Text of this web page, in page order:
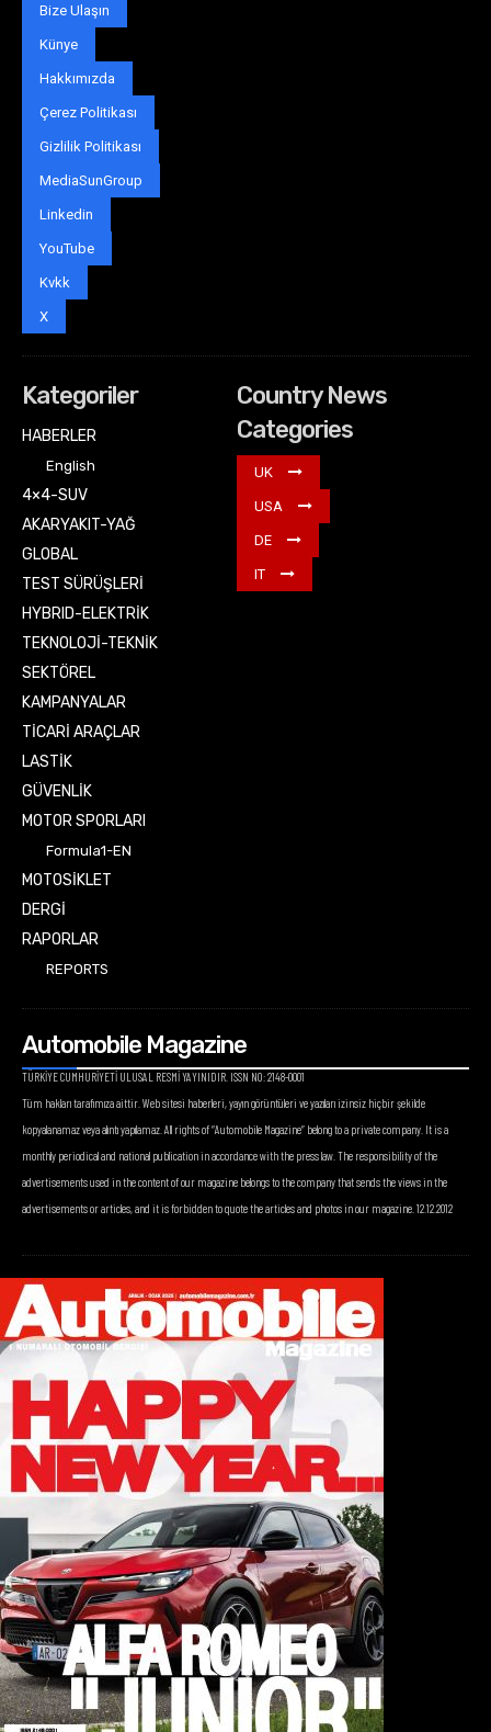
Bize Ulaşın
Künye
Hakkımızda
Çerez Politikası
Gizlilik Politikası
MediaSunGroup
Linkedin
YouTube
Kvkk
X
Kategoriler
HABERLER
English
4×4-SUV
AKARYAKIT-YAĞ
GLOBAL
TEST SÜRÜŞLERİ
HYBRID-ELEKTRİK
TEKNOLOJİ-TEKNİK
SEKTÖREL
KAMPANYALAR
TİCARİ ARAÇLAR
LASTİK
GÜVENLİK
MOTOR SPORLARI
Formula1-EN
MOTOSİKLET
DERGİ
RAPORLAR
REPORTS
Country News
Categories
UK
USA
DE
IT
Automobile Magazine
TÜRKİYE CUMHURİYETİ ULUSAL RESMİ YAYINIDIR. ISSN NO: 2148-0001
Tüm hakları tarafımıza aittir. Web sitesi haberleri, yayın görüntüleri ve yazıları izinsiz hiçbir şekilde
kopyalanamaz veya alıntı yapılamaz. All rights of “Automobile Magazine” belong to a private company. It is a
monthly periodical and national publication in accordance with the press law. The responsibility of the
advertisements used in the content of our magazine belongs to the company that sends the views in the
advertisements or articles, and it is forbidden to quote the articles and photos in our magazine. 12.12.2012